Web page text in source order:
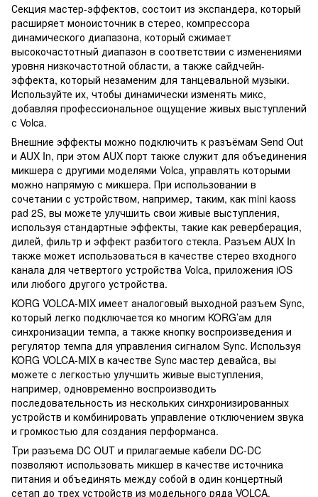
Секция мастер-эффектов, состоит из экспандера, который
расширяет моноисточник в стерео, компрессора
динамического диапазона, который сжимает
высокочастотный диапазон в соответствии с изменениями
уровня низкочастотной области, а также сайдчейн-
эффекта, который незаменим для танцевальной музыки.
Используйте их, чтобы динамически изменять микс,
добавляя профессиональное ощущение живых выступлений
с Volca.
Внешние эффекты можно подключить к разъёмам Send Out
и AUX In, при этом AUX порт также служит для объединения
микшера с другими моделями Volca, управлять которыми
можно напрямую с микшера. При использовании в
сочетании с устройством, например, таким, как mini kaoss
pad 2S, вы можете улучшить свои живые выступления,
используя стандартные эффекты, такие как реверберация,
дилей, фильтр и эффект разбитого стекла. Разъем AUX In
также может использоваться в качестве стерео входного
канала для четвертого устройства Volca, приложения iOS
или любого другого устройства.
KORG VOLCA-MIX имеет аналоговый выходной разъем Sync,
который легко подключается ко многим KORG’ам для
синхронизации темпа, а также кнопку воспроизведения и
регулятор темпа для управления сигналом Sync. Используя
KORG VOLCA-MIX в качестве Sync мастер девайса, вы
можете с легкостью улучшить живые выступления,
например, одновременно воспроизводить
последовательность из нескольких синхронизированных
устройств и комбинировать управление отключением звука
и громкостью для создания перформанса.
Три разъема DC OUT и прилагаемые кабели DC-DC
позволяют использовать микшер в качестве источника
питания и объединять между собой в один концертный
сетап до трех устройств из модельного ряда VOLCA.